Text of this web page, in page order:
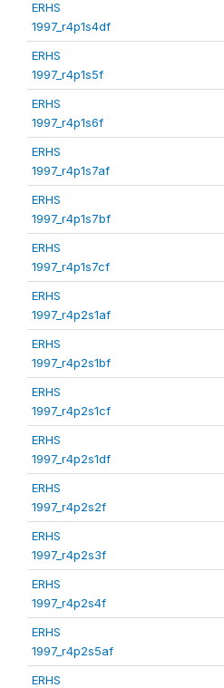
ERHS
1997_r4p1s4df
ERHS
1997_r4p1s5f
ERHS
1997_r4p1s6f
ERHS
1997_r4p1s7af
ERHS
1997_r4p1s7bf
ERHS
1997_r4p1s7cf
ERHS
1997_r4p2s1af
ERHS
1997_r4p2s1bf
ERHS
1997_r4p2s1cf
ERHS
1997_r4p2s1df
ERHS
1997_r4p2s2f
ERHS
1997_r4p2s3f
ERHS
1997_r4p2s4f
ERHS
1997_r4p2s5af
ERHS